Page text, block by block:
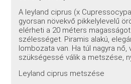
A leyland ciprus (x
gyorsan növekvő pikkelylevelű
elérheti a 20 méters
szélességet. Piramis alakú,
lombozata van. Ha túl nagyra nő,
szükségessé válik a metszése,
Leyland ciprus metszése